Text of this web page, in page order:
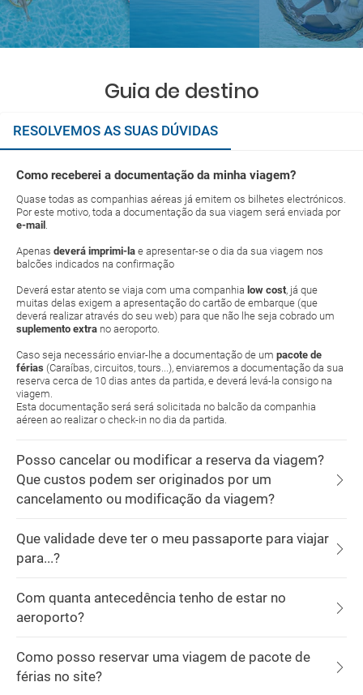
Guia de destino
RESOLVEMOS AS SUAS DÚVIDAS
Como receberei a documentação da minha viagem?
Quase todas as companhias aéreas já emitem os bilhetes electrónicos.
Por este motivo, toda a documentação da sua viagem será enviada por
e-mail .
Apenas deverá imprimi-la e apresentar-se o dia da sua viagem nos
balcões indicados na confirmação
Deverá estar atento se viaja com uma companhia low cost, já que
muitas delas exigem a apresentação do cartão de embarque (que
deverá realizar através do seu web) para que não lhe seja cobrado um
suplemento extra no aeroporto.
Caso seja necessário enviar-lhe a documentação de um pacote de
férias (Caraíbas, circuitos, tours...), enviaremos a documentação da sua
reserva cerca de 10 dias antes da partida, e deverá levá-la consigo na
viagem.
Esta documentação será será solicitada no balcão da companhia
aéreen ao realizar o check-in no dia da partida.
Posso cancelar ou modificar a reserva da viagem?
Que custos podem ser originados por um
cancelamento ou modificação da viagem?
Que validade deve ter o meu passaporte para viajar
para...?
Com quanta antecedência tenho de estar no
aeroporto?
Como posso reservar uma viagem de pacote de
férias no site?